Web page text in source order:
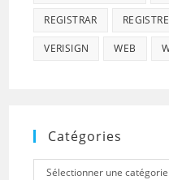
REGISTRAR REGISTRE
VERISIGN WEB
Catégories
Catégories
Sélectionner une catégorie